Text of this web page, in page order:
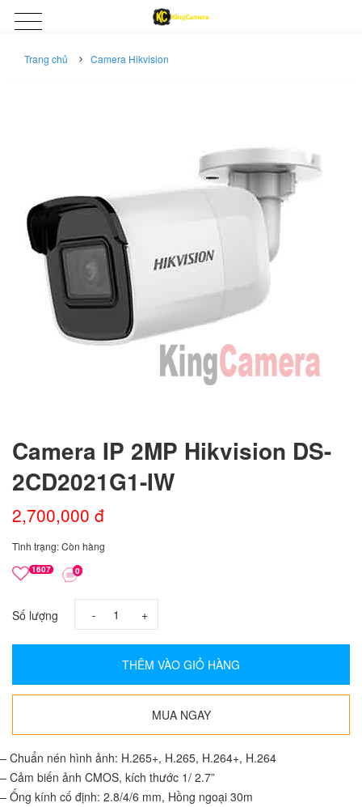
Trang chủ Camera Hikvision
Camera IP 2MP Hikvision DS-
2CD2021G1-IW
2,700,000 đ
Tình trạng: Còn hàng
1607 0
Số lượng - +
THÊM VÀO GIỎ HÀNG
MUA NGAY
– Chuẩn nén hình ảnh: H.265+, H.265, H.264+, H.264
– Cảm biến ảnh CMOS, kích thước 1/ 2.7”
– Ống kính cố định: 2.8/4/6 mm, Hồng ngoại 30m